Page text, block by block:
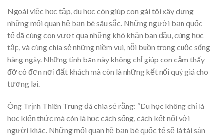
Ngoài việc học tập, du học còn giúp con gái tôi xây dựng
những mối quan hệ bạn bè sâu sắc. Những người bạn quốc
tế đã cùng con vượt qua những khó khăn ban đầu, cùng học
tập, và cùng chia sẻ những niềm vui, nỗi buồn trong cuộc sống
hàng ngày. Những tình bạn này không chỉ giúp con cảm thấy
đỡ cô đơn nơi đất khách mà còn là những kết nối quý giá cho
tương lai.
Ông Trịnh Thiên Trung đã chia sẻ rằng: “Du học không chỉ là
học kiến thức mà còn là học cách sống, cách kết nối với
người khác. Những mối quan hệ bạn bè quốc tế sẽ là tài sản